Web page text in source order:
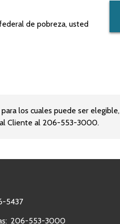
de pobreza, usted
los cuales puede ser elegible,
Cliente al 206-553-3000.
5437
206-553-3000